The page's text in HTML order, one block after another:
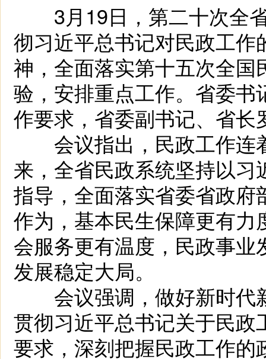
3月19日，第二十次全省
彻习近平总书记对民政工
神，全面落实第十五次全
验，安排重点工作。省委
作要求，省委副书记、省
会议指出，民政工作连
来，全省民政系统坚持以
指导，全面落实省委省政
作为，基本民生保障更有
会服务更有温度，民政事
发展稳定大局。
会议强调，做好新时代
贯彻习近平总书记关于民
要求，深刻把握民政工作